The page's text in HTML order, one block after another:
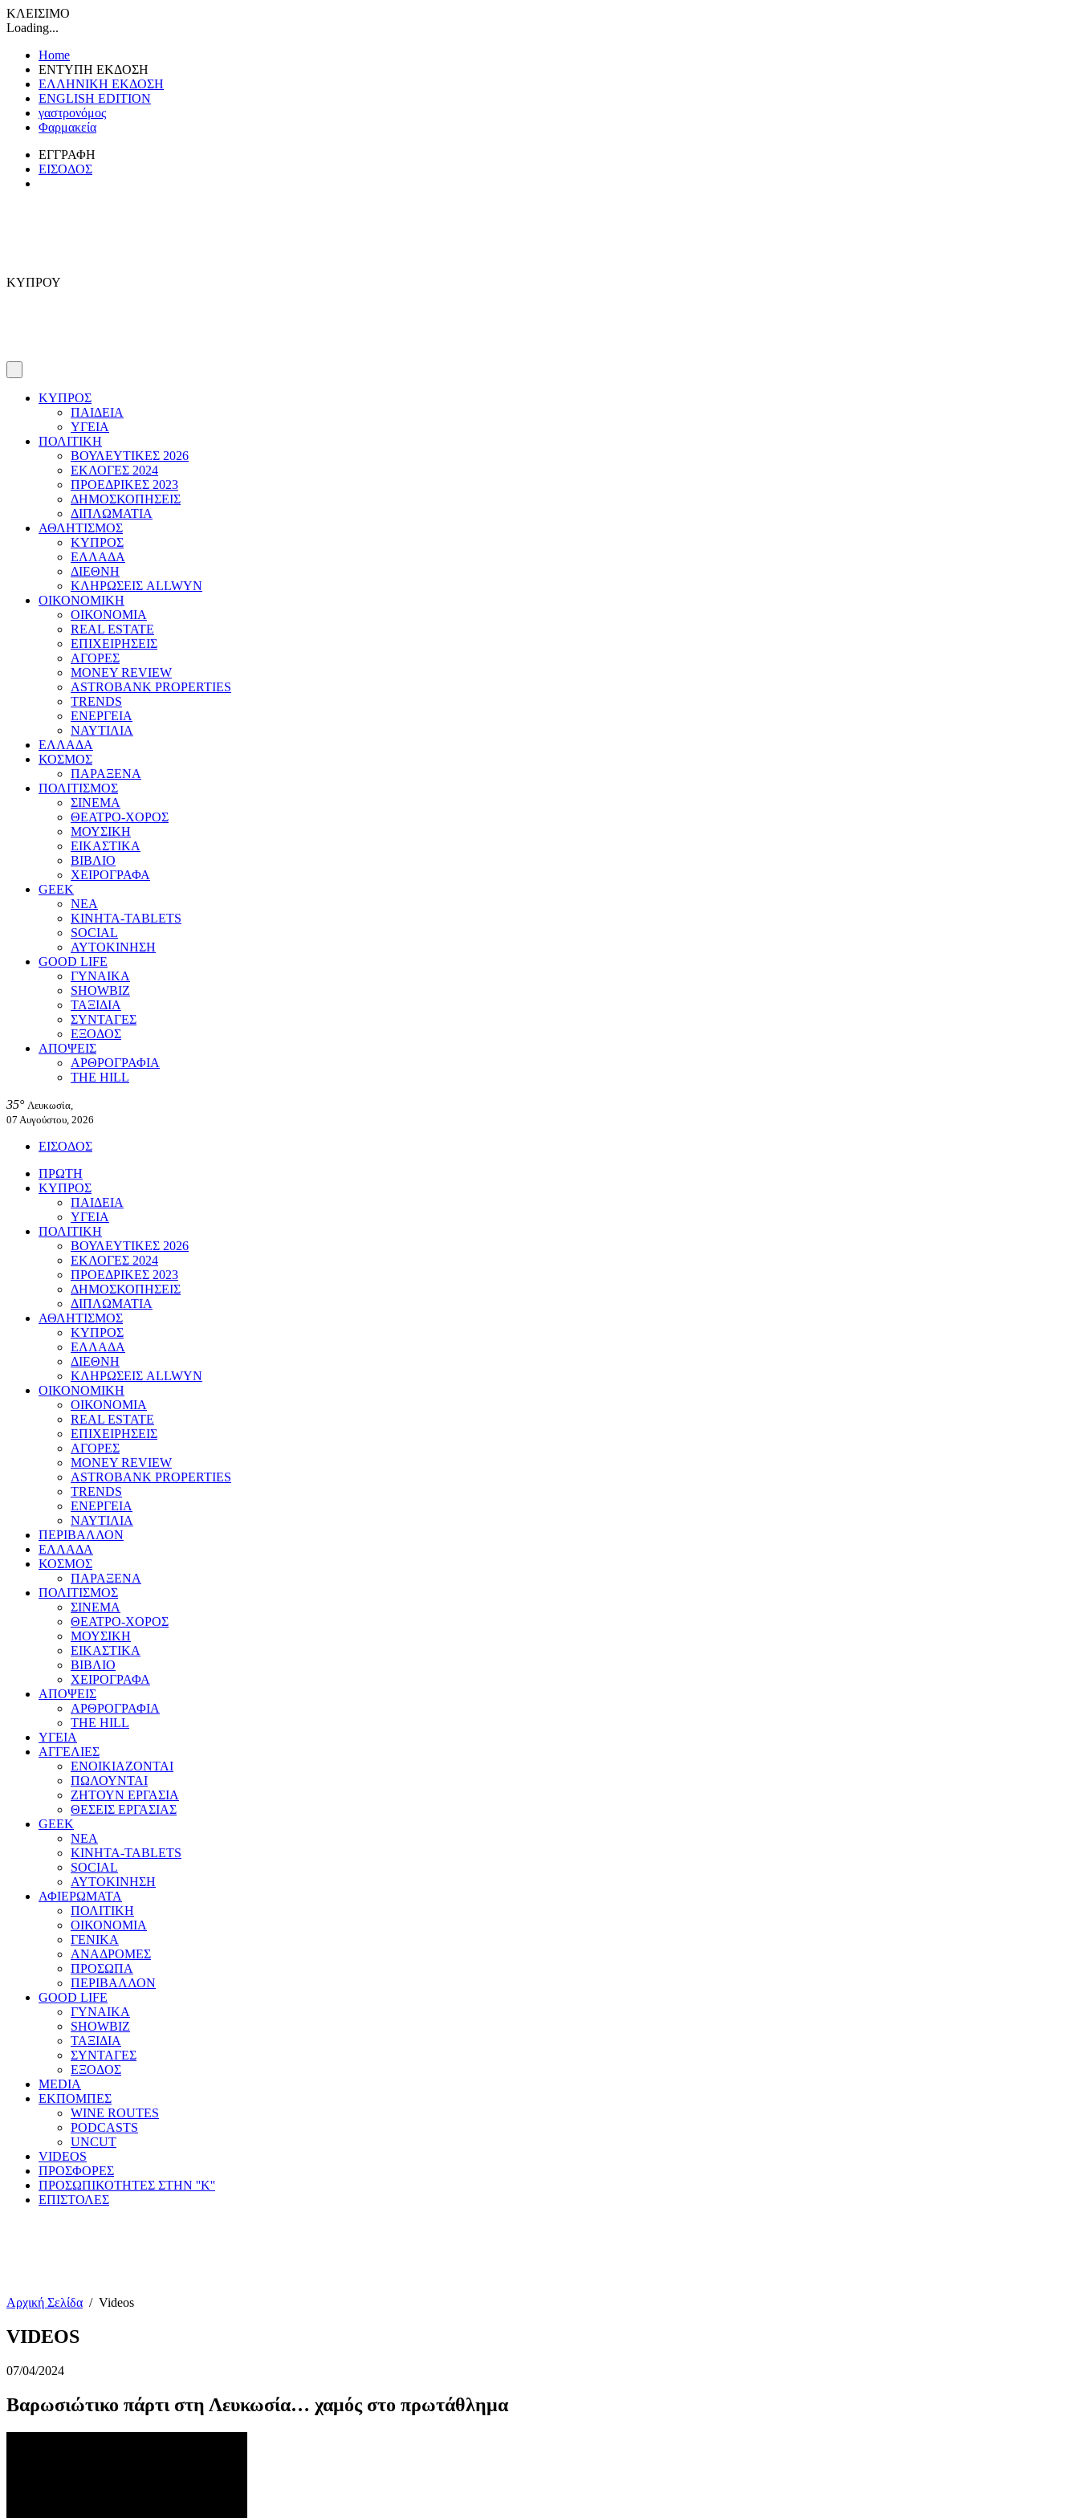
ΚΛΕΙΣΙΜΟ
Loading...
Home
ΕΝΤΥΠΗ ΕΚΔΟΣΗ
ΕΛΛΗΝΙΚΗ ΕΚΔΟΣΗ
ENGLISH EDITION
γαστρονόμος
Φαρμακεία
ΕΓΓΡΑΦΗ
ΕΙΣΟΔΟΣ
ΚΥΠΡΟΥ
ΚΥΠΡΟΣ
ΠΑΙΔΕΙΑ
ΥΓΕΙΑ
ΠΟΛΙΤΙΚΗ
ΒΟΥΛΕΥΤΙΚΕΣ 2026
ΕΚΛΟΓΕΣ 2024
ΠΡΟΕΔΡΙΚΕΣ 2023
ΔΗΜΟΣΚΟΠΗΣΕΙΣ
ΔΙΠΛΩΜΑΤΙΑ
ΑΘΛΗΤΙΣΜΟΣ
ΚΥΠΡΟΣ
ΕΛΛΑΔΑ
ΔΙΕΘΝΗ
ΚΛΗΡΩΣΕΙΣ ALLWYN
ΟΙΚΟΝΟΜΙΚΗ
ΟΙΚΟΝΟΜΙΑ
REAL ESTATE
ΕΠΙΧΕΙΡΗΣΕΙΣ
ΑΓΟΡΕΣ
MONEY REVIEW
ASTROBANK PROPERTIES
TRENDS
ΕΝΕΡΓΕΙΑ
ΝΑΥΤΙΛΙΑ
ΕΛΛΑΔΑ
ΚΟΣΜΟΣ
ΠΑΡΑΞΕΝΑ
ΠΟΛΙΤΙΣΜΟΣ
ΣΙΝΕΜΑ
ΘΕΑΤΡΟ-ΧΟΡΟΣ
ΜΟΥΣΙΚΗ
ΕΙΚΑΣΤΙΚΑ
ΒΙΒΛΙΟ
ΧΕΙΡΟΓΡΑΦΑ
GEEK
ΝΕΑ
ΚΙΝΗΤΑ-TABLETS
SOCIAL
ΑΥΤΟΚΙΝΗΣΗ
GOOD LIFE
ΓΥΝΑΙΚΑ
SHOWBIZ
ΤΑΞΙΔΙΑ
ΣΥΝΤΑΓΕΣ
ΕΞΟΔΟΣ
ΑΠΟΨΕΙΣ
ΑΡΘΡΟΓΡΑΦΙΑ
THE HILL
35° Λευκωσία,
07 Αυγούστου, 2026
ΕΙΣΟΔΟΣ
ΠΡΩΤΗ
ΚΥΠΡΟΣ
ΠΑΙΔΕΙΑ
ΥΓΕΙΑ
ΠΟΛΙΤΙΚΗ
ΒΟΥΛΕΥΤΙΚΕΣ 2026
ΕΚΛΟΓΕΣ 2024
ΠΡΟΕΔΡΙΚΕΣ 2023
ΔΗΜΟΣΚΟΠΗΣΕΙΣ
ΔΙΠΛΩΜΑΤΙΑ
ΑΘΛΗΤΙΣΜΟΣ
ΚΥΠΡΟΣ
ΕΛΛΑΔΑ
ΔΙΕΘΝΗ
ΚΛΗΡΩΣΕΙΣ ALLWYN
ΟΙΚΟΝΟΜΙΚΗ
ΟΙΚΟΝΟΜΙΑ
REAL ESTATE
ΕΠΙΧΕΙΡΗΣΕΙΣ
ΑΓΟΡΕΣ
MONEY REVIEW
ASTROBANK PROPERTIES
TRENDS
ΕΝΕΡΓΕΙΑ
ΝΑΥΤΙΛΙΑ
ΠΕΡΙΒΑΛΛΟΝ
ΕΛΛΑΔΑ
ΚΟΣΜΟΣ
ΠΑΡΑΞΕΝΑ
ΠΟΛΙΤΙΣΜΟΣ
ΣΙΝΕΜΑ
ΘΕΑΤΡΟ-ΧΟΡΟΣ
ΜΟΥΣΙΚΗ
ΕΙΚΑΣΤΙΚΑ
ΒΙΒΛΙΟ
ΧΕΙΡΟΓΡΑΦΑ
ΑΠΟΨΕΙΣ
ΑΡΘΡΟΓΡΑΦΙΑ
THE HILL
ΥΓΕΙΑ
ΑΓΓΕΛΙΕΣ
ΕΝΟΙΚΙΑΖΟΝΤΑΙ
ΠΩΛΟΥΝΤΑΙ
ΖΗΤΟΥΝ ΕΡΓΑΣΙΑ
ΘΕΣΕΙΣ ΕΡΓΑΣΙΑΣ
GEEK
ΝΕΑ
ΚΙΝΗΤΑ-TABLETS
SOCIAL
ΑΥΤΟΚΙΝΗΣΗ
ΑΦΙΕΡΩΜΑΤΑ
ΠΟΛΙΤΙΚΗ
ΟΙΚΟΝΟΜΙΑ
ΓΕΝΙΚΑ
ΑΝΑΔΡΟΜΕΣ
ΠΡΟΣΩΠΑ
ΠΕΡΙΒΑΛΛΟΝ
GOOD LIFE
ΓΥΝΑΙΚΑ
SHOWBIZ
ΤΑΞΙΔΙΑ
ΣΥΝΤΑΓΕΣ
ΕΞΟΔΟΣ
MEDIA
ΕΚΠΟΜΠΕΣ
WINE ROUTES
PODCASTS
UNCUT
VIDEOS
ΠΡΟΣΦΟΡΕΣ
ΠΡΟΣΩΠΙΚΟΤΗΤΕΣ ΣΤΗΝ ''Κ''
ΕΠΙΣΤΟΛΕΣ
Αρχική Σελίδα / Videos
VIDEOS
07/04/2024
Βαρωσιώτικο πάρτι στη Λευκωσία… χαμός στο πρωτάθλημα